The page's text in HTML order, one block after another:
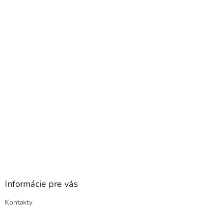
Informácie pre vás
Kontakty